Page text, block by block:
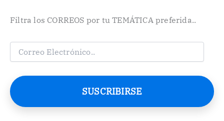
Filtra los CORREOS por tu TEMÁTICA preferida..
C
e
o
SUSCRIBIRSE